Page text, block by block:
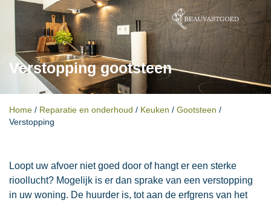
Verstopping gootsteen
Home / Reparatie en onderhoud / Keuken / Gootsteen /
Verstopping
Loopt uw afvoer niet goed door of hangt er een sterke
rioollucht? Mogelijk is er dan sprake van een verstopping
in uw woning. De huurder is, tot aan de erfgrens van het